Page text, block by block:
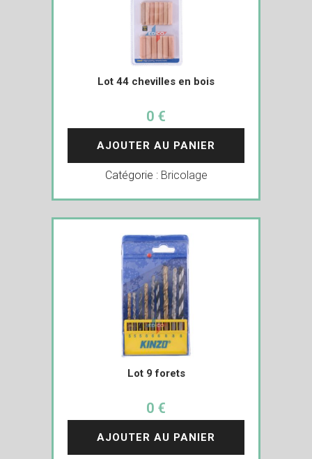
Lot 44 chevilles en bois
0 €
AJOUTER AU PANIER
Catégorie : Bricolage
Lot 9 forets
0 €
AJOUTER AU PANIER